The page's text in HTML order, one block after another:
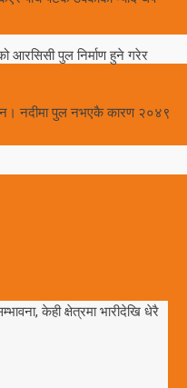
आरसिसी पुल निर्माण हुने गरेर
नदीमा पुल नभएकै कारण २०४९